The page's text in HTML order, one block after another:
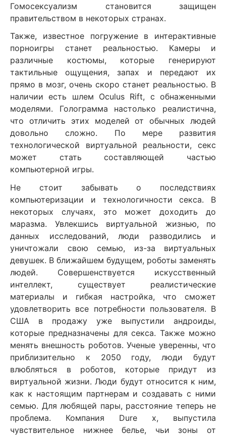
Гомосексуализм становится защищен
правительством в некоторых странах.
Также, известное погружение в интерактивные
порноигры станет реальностью. Камеры и
различные костюмы, которые генерируют
тактильные ощущения, запах и передают их
прямо в мозг, очень скоро станет реальностью. В
наличии есть шлем Oculus Rift, с обнаженными
моделями. Голограмма настолько реалистична,
что отличить этих моделей от обычных людей
довольно сложно. По мере развития
технологической виртуальной реальности, секс
может стать составляющей частью
компьютерной игры.
Не стоит забывать о последствиях
компьютеризации и технологичности секса. В
некоторых случаях, это может доходить до
маразма. Увлекшись виртуальной жизнью, по
данных исследований, люди разводились и
уничтожали свою семью, из-за виртуальных
девушек. В ближайшем будущем, роботы заменять
людей. Совершенствуется искусственный
интеллект, существует реалистические
материалы и гибкая настройка, что сможет
удовлетворить все потребности пользователя. В
США в продажу уже выпустили андроиды,
которые предназначены для секса. Также можно
менять внешность роботов. Ученые уверенны, что
приблизительно к 2050 году, люди будут
влюбляться в роботов, которые придут из
виртуальной жизни. Люди будут относится к ним,
как к настоящим партнерам и создавать с ними
семью. Для любящей пары, расстояние теперь не
проблема. Компания Dure x, выпустила
чувствительное нижнее белье, чьи зоны от